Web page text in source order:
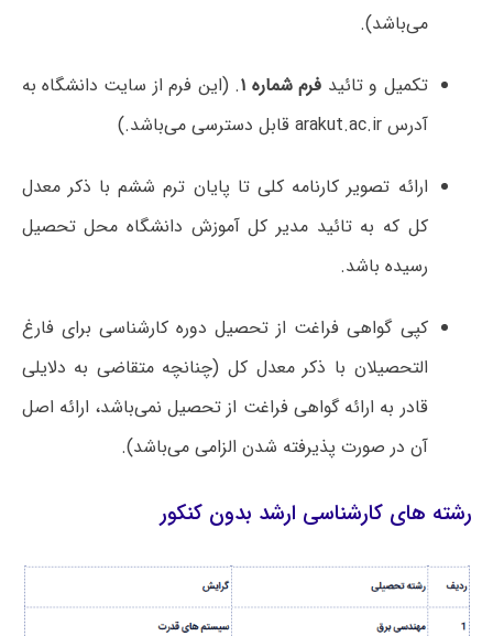
می‌باشد).
تکمیل و تائید فرم شماره ۱ . (این فرم از سایت دانشگاه به
آدرس arakut.ac.ir قابل دسترسی می‌باشد.)
ارائه تصویر کارنامه کلی تا پایان ترم ششم با ذکر معدل
کل که به تائید مدیر کل آموزش دانشگاه محل تحصیل
رسیده باشد.
کپی گواهی فراغت از تحصیل دوره کارشناسی برای فارغ
التحصیلان با ذکر معدل کل (چنانچه متقاضی به دلایلی
قادر به ارائه گواهی فراغت از تحصیل نمی‌باشد، ارائه اصل
آن در صورت پذیرفته شدن الزامی می‌باشد).
رشته های کارشناسی ارشد بدون کنکور